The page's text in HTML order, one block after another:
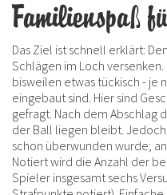
Familienspaß
Das Ziel ist schnell erklärt:
Schlägen im Loch
bisweilen etwas tückisch - je
eingebaut sind. Hier sind
gefragt. Nach dem Abschlag
der Ball liegen bleibt.
schon überwunden wurde;
Notiert wird die Anzahl der
Spieler insgesamt sechs